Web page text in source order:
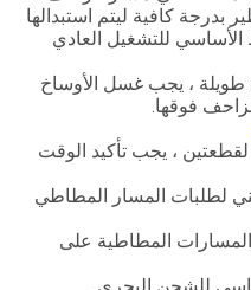
كافية ليتم استبدالها
للتشغيل العادي
طويلة ، يجب غسل الأوساخ
فوقها.
حوالي 30-35 يومًا لقطعتين ، يجب تأكيد الوقت
لطلبات المسار المطاطي
المسارات المطاطية على